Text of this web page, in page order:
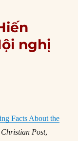
nghị
Facts About the
Christian Post,